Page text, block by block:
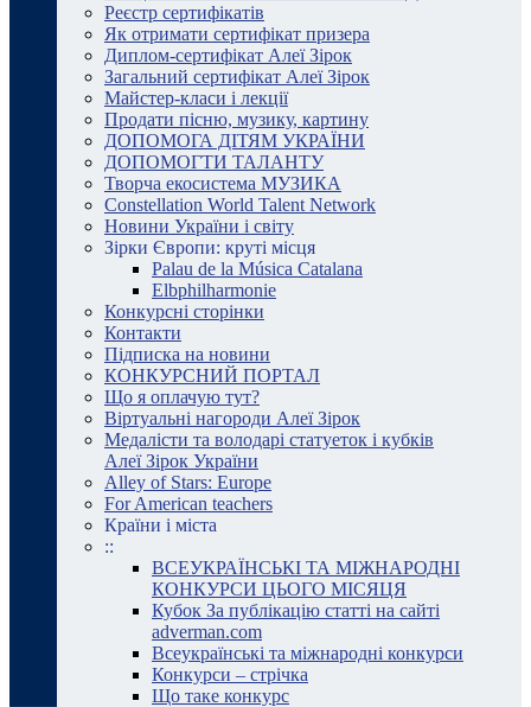
Реєстр сертифікатів
Як отримати сертифікат призера
Диплом-сертифікат Алеї Зірок
Загальний сертифікат Алеї Зірок
Майстер-класи і лекції
Продати пісню, музику, картину
ДОПОМОГА ДІТЯМ УКРАЇНИ
ДОПОМОГТИ ТАЛАНТУ
Творча екосистема МУЗИКА
Constellation World Talent Network
Новини України і світу
Зірки Європи: круті місця
Palau de la Música Catalana
Elbphilharmonie
Конкурсні сторінки
Контакти
Підписка на новини
КОНКУРСНИЙ ПОРТАЛ
Що я оплачую тут?
Віртуальні нагороди Алеї Зірок
Медалісти та володарі статуеток і кубків
Алеї Зірок України
Alley of Stars: Europe
For American teachers
Країни і міста
::
ВСЕУКРАЇНСЬКІ ТА МІЖНАРОДНІ
КОНКУРСИ ЦЬОГО МІСЯЦЯ
Кубок За публікацію статті на сайті
adverman.com
Всеукраїнські та міжнародні конкурси
Конкурси – стрічка
Що таке конкурс